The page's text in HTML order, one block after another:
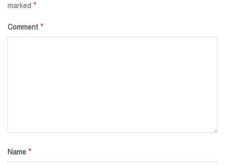
marked *
Comment *
Name *